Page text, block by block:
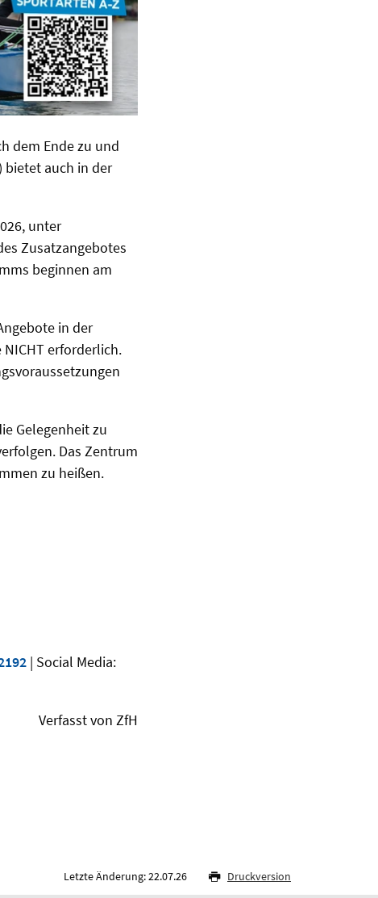
dem Ende zu und
bietet auch in der
unter
Zusatzangebotes
beginnen am
in der
erforderlich.
Gelegenheit zu
Das Zentrum
zu heißen.
| Social Media:
Verfasst von ZfH
Letzte Änderung: 22.07.26 Druckversion